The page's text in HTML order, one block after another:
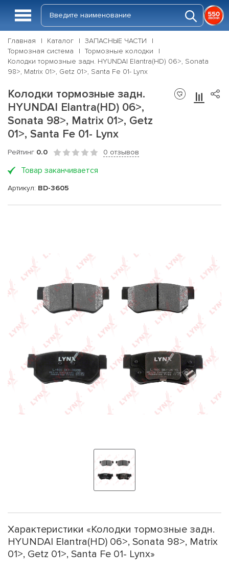
Главная Каталог
ЗАПАСНЫЕ ЧАСТИ
Тормозная система
Тормозные колодки
Колодки тормозные задн. HYUNDAI Elantra(HD) 06>, Sonata
98>, Matrix 01>, Getz 01>, Santa Fe 01- Lynx
Колодки тормозные задн.
HYUNDAI Elantra(HD) 06>,
Sonata 98>, Matrix 01>, Getz
01>, Santa Fe 01- Lynx
Рейтинг 0.0 0 отзывов
Товар заканчивается
Артикул: BD-3605
Характеристики «Колодки тормозные задн.
HYUNDAI Elantra(HD) 06>, Sonata 98>, Matrix
01>, Getz 01>, Santa Fe 01- Lynx»